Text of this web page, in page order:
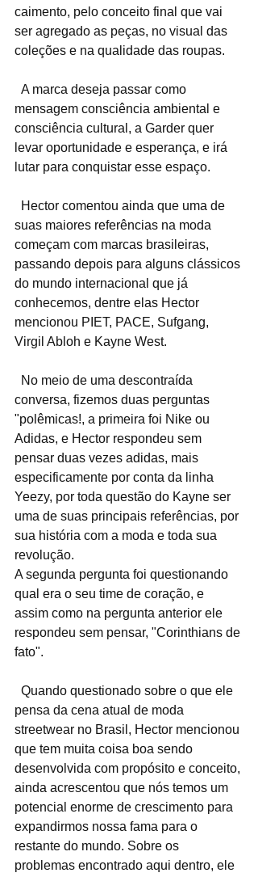
caimento, pelo conceito final que vai
ser agregado as peças, no visual das
coleções e na qualidade das roupas.
mensagem consciência ambiental e
consciência cultural, a Garder quer
levar oportunidade e esperança, e irá
lutar para conquistar esse espaço.
suas maiores referências na moda
começam com marcas brasileiras,
passando depois para alguns clássicos
do mundo internacional que já
conhecemos, dentre elas Hector
mencionou PIET, PACE, Sufgang,
Virgil Abloh e Kayne West.
conversa, fizemos duas perguntas
"polêmicas!, a primeira foi Nike ou
Adidas, e Hector respondeu sem
pensar duas vezes adidas, mais
especificamente por conta da linha
Yeezy, por toda questão do Kayne ser
uma de suas principais referências, por
sua história com a moda e toda sua
revolução.
A segunda pergunta foi questionando
qual era o seu time de coração, e
assim como na pergunta anterior ele
respondeu sem pensar, "Corinthians de
fato".
pensa da cena atual de moda
streetwear no Brasil, Hector mencionou
que tem muita coisa boa sendo
desenvolvida com propósito e conceito,
ainda acrescentou que nós temos um
potencial enorme de crescimento para
expandirmos nossa fama para o
restante do mundo. Sobre os
problemas encontrado aqui dentro, ele